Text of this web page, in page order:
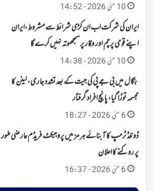
10 مئی 2026 - 14:52
ایران کی شرکت اب ان کڑی شرائط سے مشروط،ایران
اپنے قومی پرچم اور وقار پر سمجھوتہ نہیں کرے گا
10 مئی 2026 - 14:38
بنگال میں بی جے پی کی جیت کے بعد تشدد جاری، لینن کا
مجسمہ توڑا گیا، پانچ افراد گرفتار
6 مئی 2026 - 18:27
ڈونلڈ ٹرمپ کا آبنائے ہرمز میں پروجیکٹ فریڈم عارضی طور
پر روکنے کا اعلان
6 مئی 2026 - 16:37